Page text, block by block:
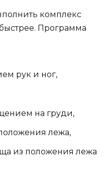
комплекс
Программа
рук и ног,
на груди,
лежа,
из положения лежа